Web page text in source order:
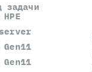
задачи
Gen11
Gen11